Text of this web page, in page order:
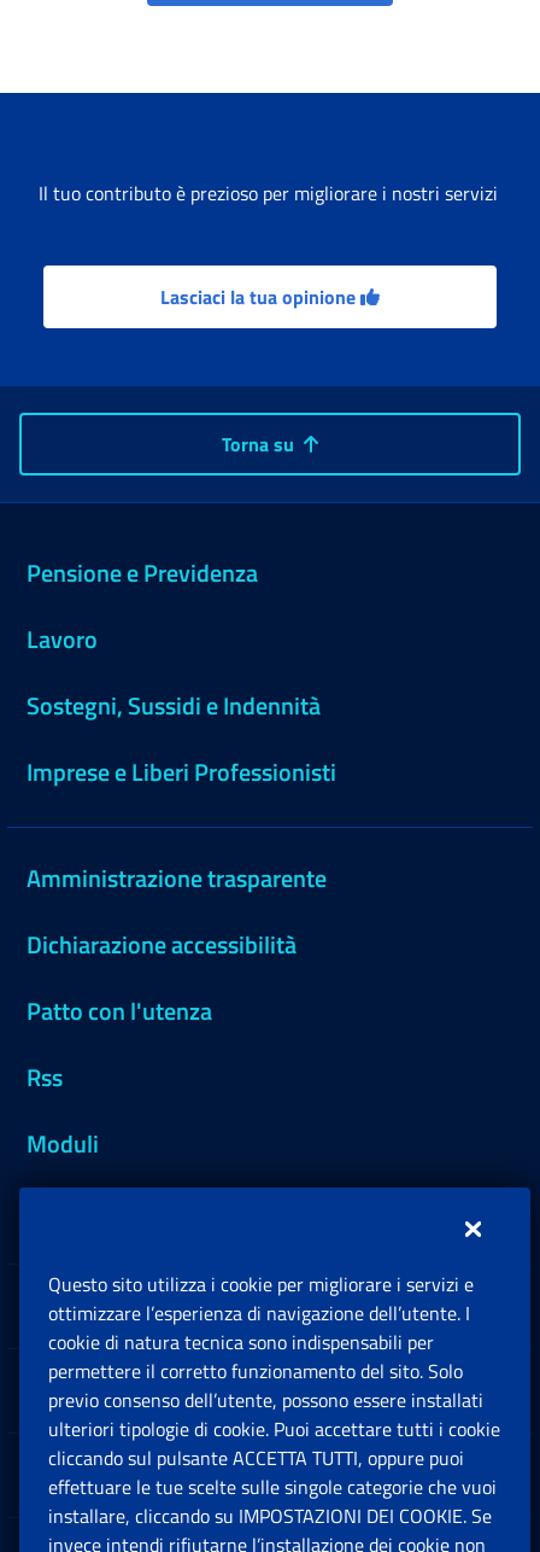
Il tuo contributo è prezioso per migliorare i nostri servizi
Lasciaci la tua opinione
Torna su
Pensione e Previdenza
Lavoro
Sostegni, Sussidi e Indennità
Imprese e Liberi Professionisti
Amministrazione trasparente
Dichiarazione accessibilità
Patto con l'utenza
Rss
Moduli
Sedi e Contatti
Software
Note Legali
Questo sito utilizza i cookie per migliorare i servizi e
ottimizzare l’esperienza di navigazione dell’utente. I
cookie di natura tecnica sono indispensabili per
permettere il corretto funzionamento del sito. Solo
previo consenso dell’utente, possono essere installati
ulteriori tipologie di cookie. Puoi accettare tutti i cookie
cliccando sul pulsante ACCETTA TUTTI, oppure puoi
effettuare le tue scelte sulle singole categorie che vuoi
installare, cliccando su IMPOSTAZIONI DEI COOKIE. Se
invece intendi rifiutarne l’installazione dei cookie non